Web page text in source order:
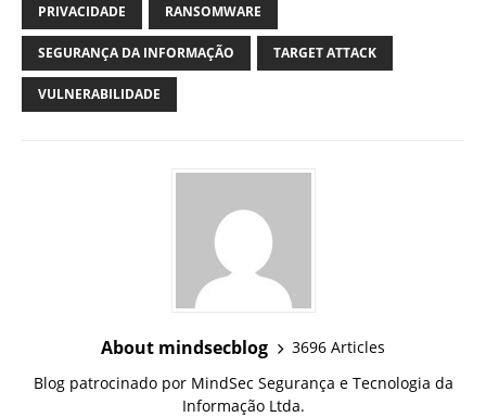
PRIVACIDADE RANSOMWARE
SEGURANÇA DA INFORMAÇÃO TARGET ATTACK
VULNERABILIDADE
About mindsecblog
3696 Articles
Blog patrocinado por MindSec Segurança e Tecnologia da
Informação Ltda.